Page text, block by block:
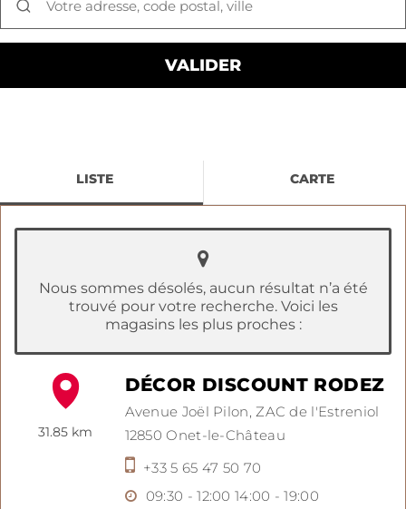
LISTE CARTE
Nous sommes désolés, aucun résultat n’a été
trouvé pour votre recherche. Voici les
magasins les plus proches :
31.85 km
DÉCOR DISCOUNT RODEZ
Avenue Joël Pilon,ZAC de l'Estreniol
12850Onet-le-Château
+33 5 65 47 50 70
09:30 - 12:00 14:00 - 19:00